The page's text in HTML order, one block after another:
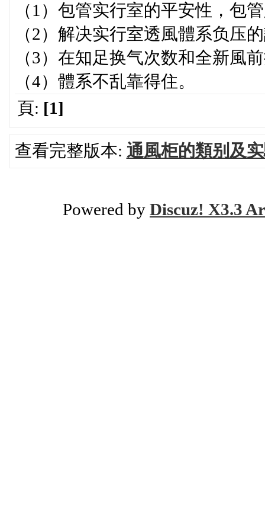
（1）包管实行室的平安性，包
（2）解决实行室透風體系负压
（3）在知足换气次数和全新風
（4）體系不乱靠得住。
頁: [1]
查看完整版本: 通風柜的類别及
Powered by Discuz! X3.3